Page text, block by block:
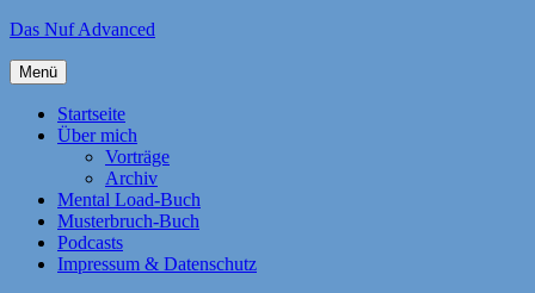
Zum
springen
Das Nuf Advanced
Menü
Startseite
Über mich
Vorträge
Archiv
Mental Load-Buch
Musterbruch-Buch
Podcasts
Impressum & Datenschutz